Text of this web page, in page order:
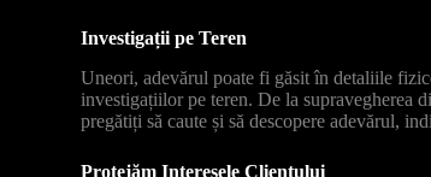
Investigații pe Teren
Uneori, adevărul poate fi găsit în detaliile
investigațiilor pe teren. De la supravegherea
pregătiți să caute și să descopere adevărul,
Protejăm Interesele Clientului